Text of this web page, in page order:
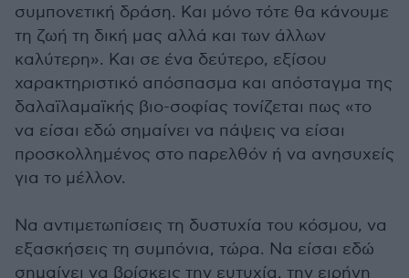
συμπονετική δράση. Και μόνο τότε θα κάνουμε
τη ζωή τη δική μας αλλά και των άλλων
καλύτερη». Και σε ένα δεύτερο, εξίσου
χαρακτηριστικό απόσπασμα και απόσταγμα της
δαλαϊλαμαϊκής βιο-σοφίας τονίζεται πως «το
να είσαι εδώ σημαίνει να πάψεις να είσαι
προσκολλημένος στο παρελθόν ή να ανησυχείς
για το μέλλον.
Να αντιμετωπίσεις τη δυστυχία του κόσμου, να
εξασκήσεις τη συμπόνια, τώρα. Να είσαι εδώ
σημαίνει να βρίσκεις την ευτυχία, την ειρήνη